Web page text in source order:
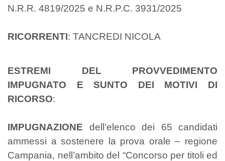
N.R.R. 4819/2025 e N.R.P.C. 3931/2025
RICORRENTI: TANCREDI NICOLA
ESTREMI DEL PROVVEDIMENTO
IMPUGNATO E SUNTO DEI MOTIVI DI
RICORSO:
IMPUGNAZIONE dell’elenco dei 65 candidati
ammessi a sostenere la prova orale – regione
Campania, nell’ambito del “Concorso per titoli ed